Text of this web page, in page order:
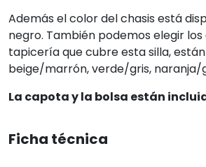
Además el color del chasis está
negro. También podemos elegir
tapicería que cubre esta silla,
beige/marrón, verde/gris, naranja/
La capota y la bolsa están
Ficha técnica